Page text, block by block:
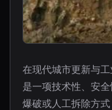
在现代城市更新与
是一项技术性、安
爆破或人工拆除方